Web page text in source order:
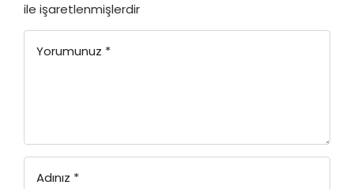
ile işaretlenmişlerdir
Yorumunuz *
Adınız *